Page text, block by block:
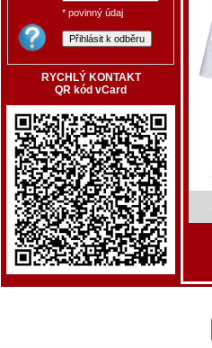
* povinný údaj
RYCHLÝ KONTAKT
QR kód vCard